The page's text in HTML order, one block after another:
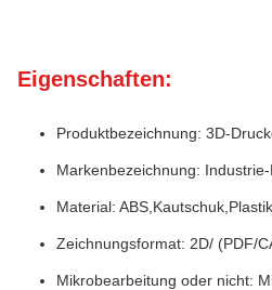
Eigenschaften:
Produktbezeichnung: 3D-
Markenbezeichnung:
Material:
Zeichnungsformat: 2D/ (PDF/
Mikrobearbeitung oder nicht: